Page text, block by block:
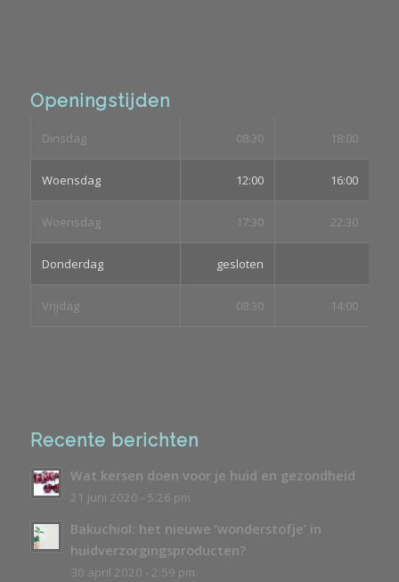
Openingstijden
Dinsdag 08:30 18:00
Woensdag 12:00 16:00
Woensdag 17:30 22:30
Donderdag gesloten
Vrijdag 08:30 14:00
Recente berichten
Wat kersen doen voor je huid en gezondheid
21 juni 2020 - 5:26 pm
Bakuchiol: het nieuwe ‘wonderstofje’ in
huidverzorgingsproducten?
30 april 2020 - 2:59 pm